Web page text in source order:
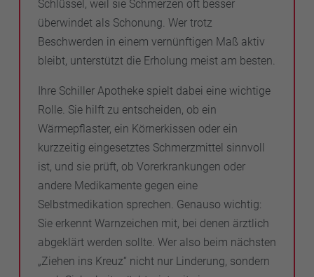
Schlüssel, weil sie Schmerzen oft besser
überwindet als Schonung. Wer trotz
Beschwerden in einem vernünftigen Maß aktiv
bleibt, unterstützt die Erholung meist am besten.
Ihre Schiller Apotheke spielt dabei eine wichtige
Rolle. Sie hilft zu entscheiden, ob ein
Wärmepflaster, ein Körnerkissen oder ein
kurzzeitig eingesetztes Schmerzmittel sinnvoll
ist, und sie prüft, ob Vorerkrankungen oder
andere Medikamente gegen eine
Selbstmedikation sprechen. Genauso wichtig:
Sie erkennt Warnzeichen mit, bei denen ärztlich
abgeklärt werden sollte. Wer also beim nächsten
„Ziehen ins Kreuz“ nicht nur Linderung, sondern